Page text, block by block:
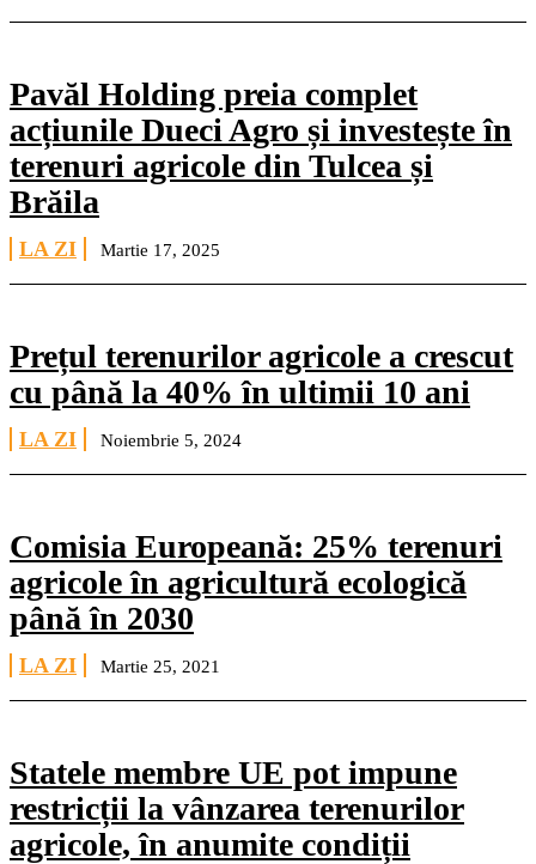
Pavăl Holding preia complet
acțiunile Dueci Agro și investește în
terenuri agricole din Tulcea și
Brăila
LA ZI Martie 17, 2025
Prețul terenurilor agricole a crescut
cu până la 40% în ultimii 10 ani
LA ZI Noiembrie 5, 2024
Comisia Europeană: 25% terenuri
agricole în agricultură ecologică
până în 2030
LA ZI Martie 25, 2021
Statele membre UE pot impune
restricții la vânzarea terenurilor
agricole, în anumite condiții